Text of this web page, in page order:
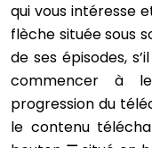
qui vous intéresse
flèche située sous
de ses épisodes,
commencer à
progression du
le contenu